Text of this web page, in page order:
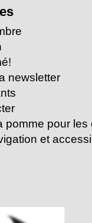
newsletter
pomme pour les
et